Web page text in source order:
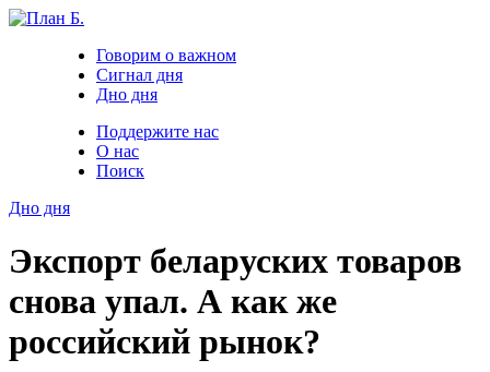
Говорим о важном
Сигнал дня
Дно дня
Поддержите нас
О нас
Поиск
Дно дня
Экспорт беларуских товаров
снова упал. А как же
российский рынок?